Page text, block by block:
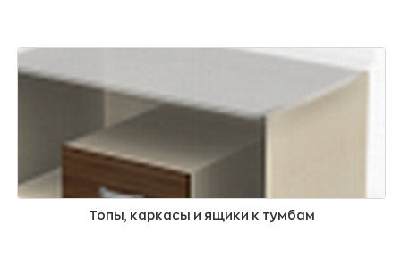
Топы, каркасы и ящики к тумбам